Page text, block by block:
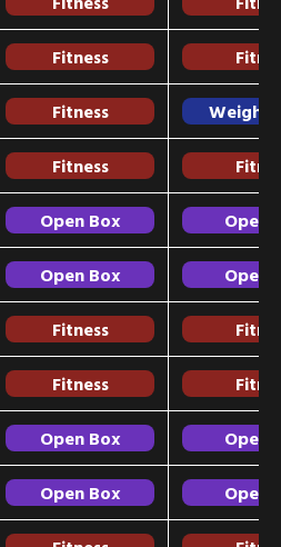
Fitness
Fitness
Fitness
Open Box Open
Open Box Open
Fitness
Fitness
Open Box Open
Open Box Open